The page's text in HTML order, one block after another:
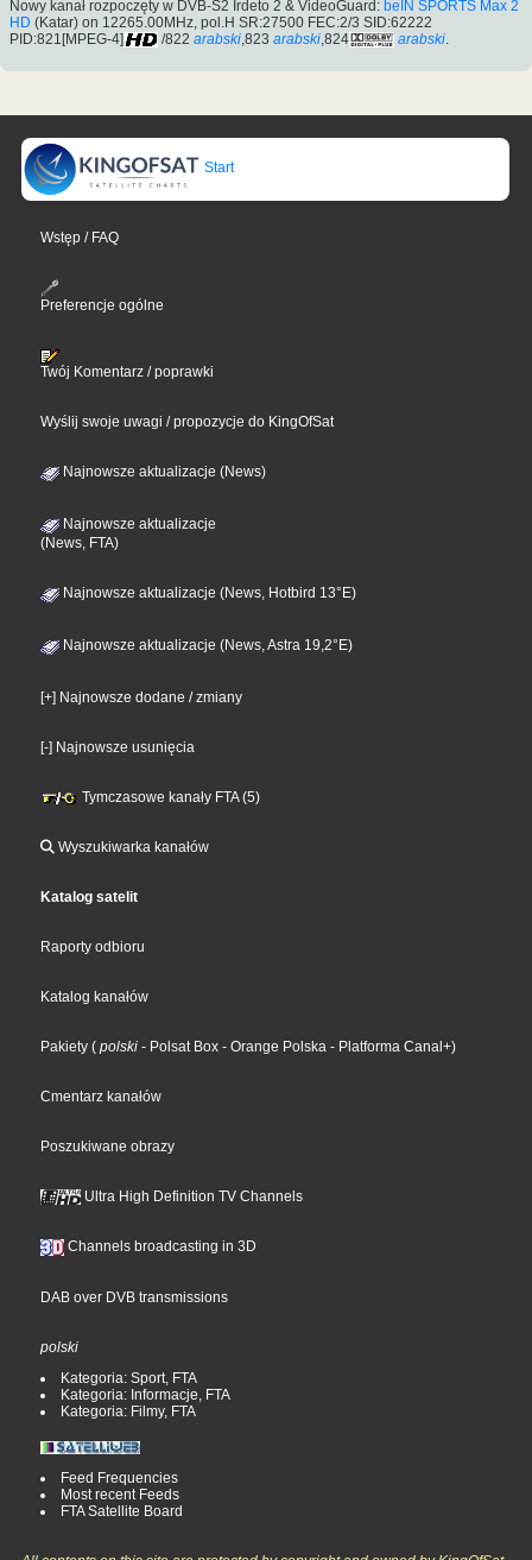
Nowy kanał rozpoczęty w DVB-S2 Irdeto 2 & VideoGuard: beIN SPORTS Max 2
HD (Katar) on 12265.00MHz, pol.H SR:27500 FEC:2/3 SID:62222
PID:821[MPEG-4]
/822 arabski,823 arabski,824 arabski.
Start
Wstęp / FAQ
Preferencje ogólne
Twój Komentarz / poprawki
Wyślij swoje uwagi / propozycje do KingOfSat
Najnowsze aktualizacje (News)
Najnowsze aktualizacje
(News, FTA)
Najnowsze aktualizacje (News, Hotbird 13°E)
Najnowsze aktualizacje (News, Astra 19,2°E)
[+] Najnowsze dodane / zmiany
[-] Najnowsze usunięcia
Tymczasowe kanały FTA (5)
Wyszukiwarka kanałów
Katalog satelit
Raporty odbioru
Katalog kanałów
Pakiety ( polski - Polsat Box - Orange Polska - Platforma Canal+)
Cmentarz kanałów
Poszukiwane obrazy
Ultra High Definition TV Channels
Channels broadcasting in 3D
DAB over DVB transmissions
polski
Kategoria: Sport, FTA
Kategoria: Informacje, FTA
Kategoria: Filmy, FTA
Feed Frequencies
Most recent Feeds
FTA Satellite Board